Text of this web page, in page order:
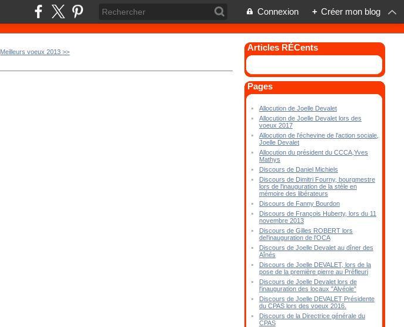
Connexion + Créer mon blog
Meilleurs voeux 2013 >> Articles RÉCents
Pages
Allocution de Joelle Devalet
Allocution de Joelle Devalet lors des
voeux 2017
Allocution de l'échevine de l'action sociale,
Joelle Devalet
Allocution du président du CCCA,Yves
Mathys
Discours de Daniel Michiels
Discours de Dimitri Fourny, bourgmestre
lors de l'inauguration de la stèle en
mémoire des libérateurs
Discours de Fanny Bourdon
Discours de François Huberty, lors du 11
novembre 2013
Discours de Gilles ROBERT lors
del'inauguration de l'OCA
Discours de Joelle Devalet au dîner des
Aînés
Discours de Joelle DEVALET, lors de la
pose de la première pierre au Préfleuri
Discours de Joelle Devalet lors de
l'inauguration des locaux "Alvéole"
Discours de Joelle DEVALET Présidente
du CPAS lors des voeux 2016.
Discours de la Directrice générale du
CPAS